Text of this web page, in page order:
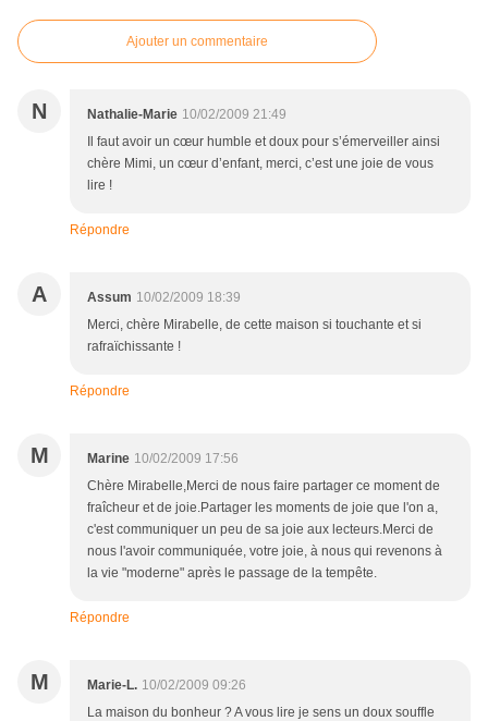
Ajouter un commentaire
N Nathalie-Marie 10/02/2009 21:49
Il faut avoir un cœur humble et doux pour s’émerveiller ainsi
chère Mimi, un cœur d’enfant, merci, c’est une joie de vous
lire !
Répondre
A Assum 10/02/2009 18:39
Merci, chère Mirabelle, de cette maison si touchante et si
rafraïchissante !
Répondre
M Marine 10/02/2009 17:56
Chère Mirabelle,Merci de nous faire partager ce moment de
fraîcheur et de joie.Partager les moments de joie que l'on a,
c'est communiquer un peu de sa joie aux lecteurs.Merci de
nous l'avoir communiquée, votre joie, à nous qui revenons à
la vie "moderne" après le passage de la tempête.
Répondre
M Marie-L. 10/02/2009 09:26
La maison du bonheur ? A vous lire je sens un doux souffle